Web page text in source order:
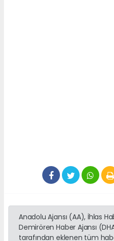
Anadolu Ajansı (AA), İhlas
Demirören Haber Ajansı
tarafından eklenen tüm